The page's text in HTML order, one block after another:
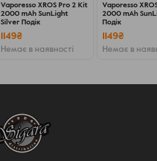
Vaporesso XROS Pro 2 Kit
2000 mAh SunLight
Silver Подік
1149₴
Немає в наявності
Vaporesso
2000 mAh
Подік
1149₴
Немає в